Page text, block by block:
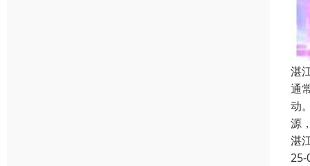
湛
通
动
源
湛
25-